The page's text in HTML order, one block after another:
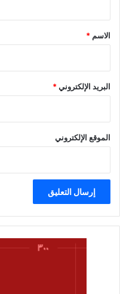
*
الاسم *
البريد الإلكتروني*
الموقع الإلكتروني